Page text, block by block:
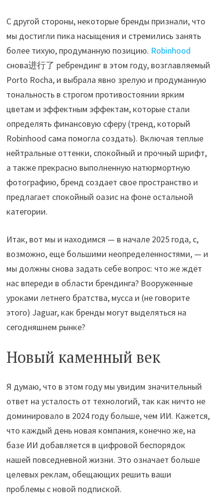
С другой стороны, некоторые бренды признали, что
мы достигли пика насыщения и стремились занять
более тихую, продуманную позицию. Robinhood
снова进行了 ребрендинг в этом году, возглавляемый
Porto Rocha, и выбрала явно зрелую и продуманную
тональность в строгом противостоянии ярким
цветам и эффектным эффектам, которые стали
определять финансовую сферу (тренд, который
Robinhood сама помогла создать). Включая теплые
нейтральные оттенки, спокойный и прочный шрифт,
а также прекрасно выполненную натюрмортную
фотографию, бренд создает свое пространство и
предлагает спокойный оазис на фоне остальной
категории.
Итак, вот мы и находимся — в начале 2025 года, с,
возможно, еще большими неопределенностями, — и
мы должны снова задать себе вопрос: что же ждёт
нас впереди в области брендинга? Вооруженные
уроками летнего братства, мусса и (не говорите
этого) Jaguar, как бренды могут выделяться на
сегодняшнем рынке?
Новый каменный век
Я думаю, что в этом году мы увидим значительный
ответ на усталость от технологий, так как ничто не
доминировало в 2024 году больше, чем ИИ. Кажется,
что каждый день новая компания, конечно же, на
базе ИИ добавляется в цифровой беспорядок
нашей повседневной жизни. Это означает больше
целевых реклам, обещающих решить ваши
проблемы с новой подпиской.